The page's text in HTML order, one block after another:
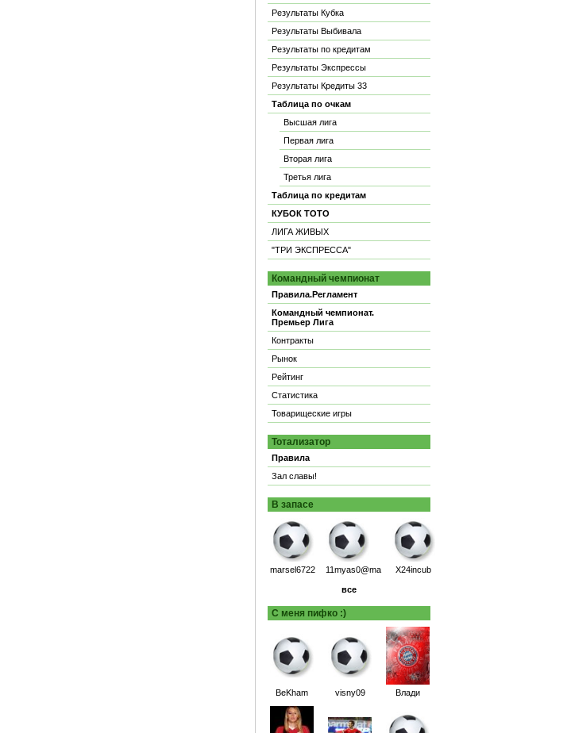
Результаты Кубка
Результаты Выбивала
Результаты по кредитам
Результаты Экспрессы
Результаты Кредиты 33
Таблица по очкам
Высшая лига
Первая лига
Вторая лига
Третья лига
Таблица по кредитам
КУБОК ТОТО
ЛИГА ЖИВЫХ
"ТРИ ЭКСПРЕССА"
Командный чемпионат
Правила.Регламент
Командный чемпионат.
Премьер Лига
Контракты
Рынок
Рейтинг
Статистика
Товарищеские игры
Тотализатор
Правила
Зал славы!
В запасе
marsel6722 11myas0@ma X24incub
все
С меня пифко :)
BeKham visny09 Влади